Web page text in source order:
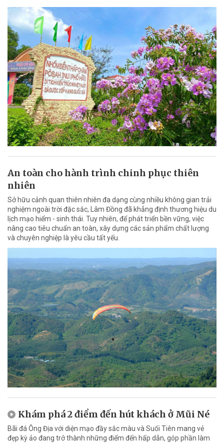
An toàn cho hành trình chinh phục thiên
nhiên
Sở hữu cảnh quan thiên nhiên đa dạng cùng nhiều không gian trải
nghiệm ngoài trời đặc sắc, Lâm Đồng đã khẳng định thương hiệu du
lịch mạo hiểm - sinh thái. Tuy nhiên, để phát triển bền vững, việc
nâng cao tiêu chuẩn an toàn, xây dựng các sản phẩm chất lượng
và chuyên nghiệp là yêu cầu tất yếu.
Khám phá 2 điểm đến hút khách ở Mũi Né
Bãi đá Ông Địa với diện mạo đầy sắc màu và Suối Tiên mang vẻ
đẹp kỳ ảo đang trở thành những điểm đến hấp dẫn, góp phần làm